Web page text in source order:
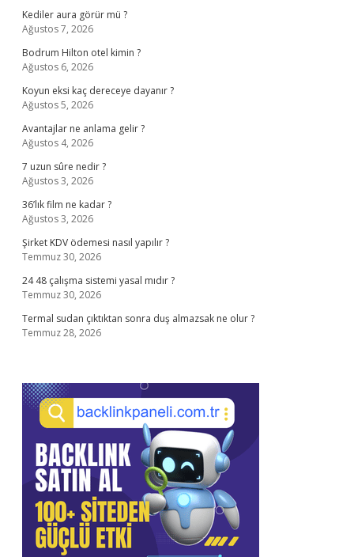
Kediler aura görür mü ?
Ağustos 7, 2026
Bodrum Hilton otel kimin ?
Ağustos 6, 2026
Koyun eksi kaç dereceye dayanır ?
Ağustos 5, 2026
Avantajlar ne anlama gelir ?
Ağustos 4, 2026
7 uzun sûre nedir ?
Ağustos 3, 2026
36’lık film ne kadar ?
Ağustos 3, 2026
Şirket KDV ödemesi nasıl yapılır ?
Temmuz 30, 2026
24 48 çalışma sistemi yasal mıdır ?
Temmuz 30, 2026
Termal sudan çıktıktan sonra duş almazsak ne olur ?
Temmuz 28, 2026